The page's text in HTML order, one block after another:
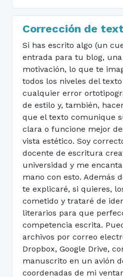
Corrección de
Si has escrito algo (un
entrada para tu blog,
motivación, lo que te
todos los niveles del
cualquier error
de estilo y, también,
que el texto comunique
clara o funcione mejor
vista estético. Soy
docente de escritura
universidad y me
mano con esto. Además
te explicaré, si quieres,
cometido y trataré de
literarios para que
competencia escrita.
archivos por correo
Dropbox, Google Drive,
manuscrito en un avión
coordenadas de mi